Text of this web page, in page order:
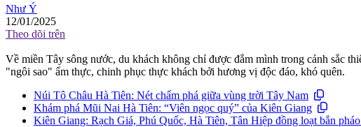
Như Ý
12/01/2025
Theo dõi trên
Về miền Tây sông nước, du khách không chỉ được đắm mình trong cảnh sắc
"ngôi sao" ẩm thực, chinh phục thực khách bởi hương vị độc đáo, khó quên.
Núi Tô Châu Hà Tiên: Nét chấm phá giữa vùng trời Tây Nam
Khám phá Mũi Nai Hà Tiên: “Viên ngọc quý” của Kiên Giang
Kiên Giang: Rạch Giá, Phú Quốc, Hà Tiên, Tân Hiệp đồng loạt bắn